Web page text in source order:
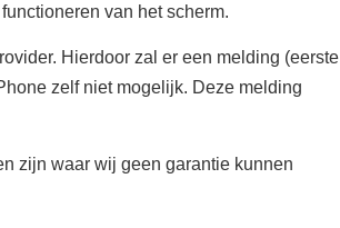
van het scherm.
Hierdoor zal er een melding (eerste
zelf niet mogelijk. Deze melding
zijn waar wij geen garantie kunnen